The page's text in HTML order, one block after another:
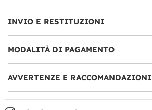
INVIO E RESTITUZIONI
MODALITÀ DI PAGAMENTO
AVVERTENZE E RACCOMANDAZIONI